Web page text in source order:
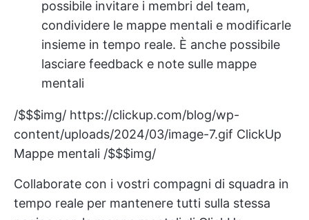
possibile invitare i membri del team,
condividere le mappe mentali e modificarle
insieme in tempo reale. È anche possibile
lasciare feedback e note sulle mappe
mentali
/$$$img/ https://clickup.com/blog/wp-
content/uploads/2024/03/image-7.gif ClickUp
Mappe mentali /$$$img/
Collaborate con i vostri compagni di squadra in
tempo reale per mantenere tutti sulla stessa